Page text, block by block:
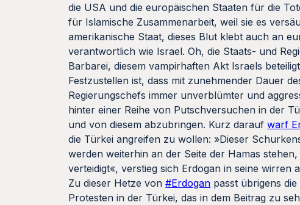
die USA und die europäischen Staaten für die
für Islamische Zusammenarbeit, weil sie es
amerikanische Staat, dieses Blut klebt auch an
verantwortlich wie Israel. Oh, die Staats- und
Barbarei, diesem vampirhaften Akt Israels
Festzustellen ist, dass mit zunehmender Dauer
Regierungschefs immer unverblümter und
hinter einer Reihe von Putschversuchen in der
und von diesem abzubringen. Kurz daraufwarf
die Türkei angreifen zu wollen: »Dieser
werden weiterhin an der Seite der Hamas
verteidigt«, verstieg sich Erdogan in seine wirren
Zu dieser Hetze von#Erdogan passt übrigens
Protesten in der Türkei, das in dem Beitrag zu